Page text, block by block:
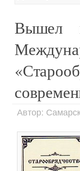
Вышел
Автор: